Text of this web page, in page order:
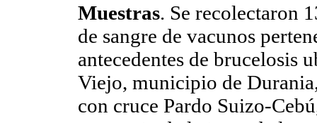
Muestras. Se recolectaron
de sangre de vacunos
antecedentes de brucelosis
Viejo, municipio de
con cruce Pardo Suizo-